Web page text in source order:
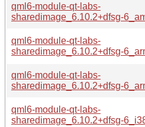
qml6-module-qt-labs-
sharedimage_6.10.2+dfsg-
qml6-module-qt-labs-
sharedimage_6.10.2+dfsg-
qml6-module-qt-labs-
sharedimage_6.10.2+dfsg-
qml6-module-qt-labs-
sharedimage_6.10.2+dfsg-